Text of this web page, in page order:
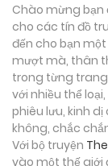
Chào mừng bạn
cho các tín đồ
đến cho bạn
mượt mà, thân
trong từng trang
với nhiều thể
phiêu lưu, kinh
không, chắc
Với bộ truyện
vào một thế giới